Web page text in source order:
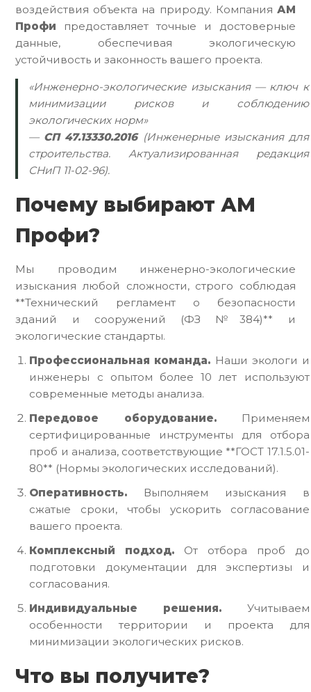
воздействия объекта на природу. Компания АМ
Профи предоставляет точные и достоверные
данные, обеспечивая экологическую
устойчивость и законность вашего проекта.
«Инженерно-экологические изыскания — ключ к
минимизации рисков и соблюдению
экологических норм»
— СП 47.13330.2016(Инженерные изыскания для
строительства. Актуализированная редакция
СНиП 11-02-96).
Почему выбирают АМ
Профи?
Мы проводим инженерно-экологические
изыскания любой сложности, строго соблюдая
**Технический регламент о безопасности
зданий и сооружений (ФЗ №384)** и
экологические стандарты.
Профессиональная команда. Наши экологи и
инженеры с опытом более 10 лет используют
современные методы анализа.
Передовое оборудование.Применяем
сертифицированные инструменты для отбора
проб и анализа, соответствующие **ГОСТ 17.1.5.01-
80** (Нормы экологических исследований).
Оперативность. Выполняем изыскания в
сжатые сроки, чтобы ускорить согласование
вашего проекта.
Комплексный подход. От отбора проб до
подготовки документации для экспертизы и
согласования.
Индивидуальные решения. Учитываем
особенности территории и проекта для
минимизации экологических рисков.
Что вы получите?